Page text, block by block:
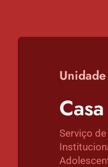
Serviço